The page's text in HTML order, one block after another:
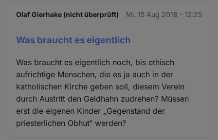
Olaf Gierhake (nicht überprüft) Mi. 15 Aug 2018 - 12:25
Was braucht es eigentlich
Was braucht es eigentlich noch, bis ethisch
aufrichtige Menschen, die es ja auch in der
katholischen Kirche geben soll, diesem Verein
durch Austritt den Geldhahn zudrehen? Müssen
erst die eigenen Kinder „Gegenstand der
priesterlichen Obhut“ werden?